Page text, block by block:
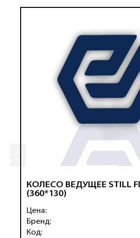
КОЛЕСО ВЕДУЩЕЕ STILL
(360*130)
Цена:
Бренд:
Код: